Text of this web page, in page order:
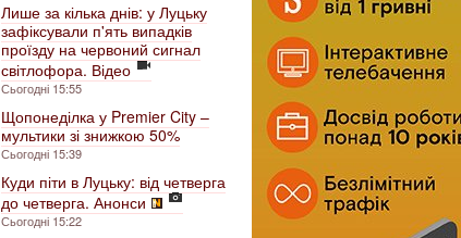
Лише за кілька днів: у Луцьку
зафіксували п'ять випадків
проїзду на червоний сигнал
світлофора. Відео
Сьогодні 15:55
Щопонеділка у Premier City –
мультики зі знижкою 50%
Сьогодні 15:39
Куди піти в Луцьку: від четверга
до четверга. Анонси
Сьогодні 15:22